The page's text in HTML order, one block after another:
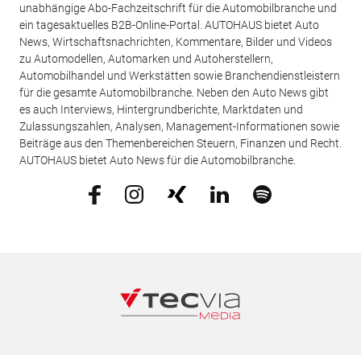
unabhängige Abo-Fachzeitschrift für die Automobilbranche und
ein tagesaktuelles B2B-Online-Portal. AUTOHAUS bietet Auto
News, Wirtschaftsnachrichten, Kommentare, Bilder und Videos
zu Automodellen, Automarken und Autoherstellern,
Automobilhandel und Werkstätten sowie Branchendienstleistern
für die gesamte Automobilbranche. Neben den Auto News gibt
es auch Interviews, Hintergrundberichte, Marktdaten und
Zulassungszahlen, Analysen, Management-Informationen sowie
Beiträge aus den Themenbereichen Steuern, Finanzen und Recht.
AUTOHAUS bietet Auto News für die Automobilbranche.